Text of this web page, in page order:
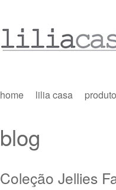
home lilia casa
blog
Coleção Jellies